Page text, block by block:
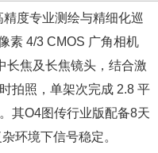
度专业测绘与精细化巡
素 4/3 CMOS 广角相机
长焦及长焦镜头，结合激
拍照，单架次完成 2.8 平
其O4图传行业版配备8天
环境下信号稳定。